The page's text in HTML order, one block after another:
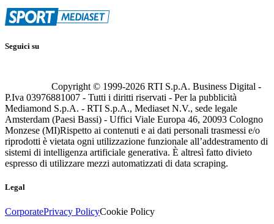
Seguici su
Copyright © 1999-2026 RTI S.p.A. Business Digital -
P.Iva 03976881007 - Tutti i diritti riservati - Per la pubblicità
Mediamond S.p.A. - RTI S.p.A., Mediaset N.V., sede legale
Amsterdam (Paesi Bassi) - Uffici Viale Europa 46, 20093 Cologno
Monzese (MI)Rispetto ai contenuti e ai dati personali trasmessi e/o
riprodotti è vietata ogni utilizzazione funzionale all’addestramento di
sistemi di intelligenza artificiale generativa. È altresì fatto divieto
espresso di utilizzare mezzi automatizzati di data scraping.
Legal
CorporatePrivacy PolicyCookie Policy